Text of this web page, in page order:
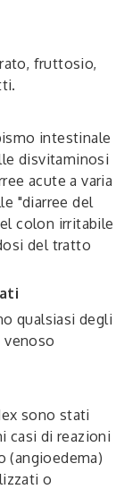
fruttosio,
intestinale
disvitaminosi
acute a varia
"diarree del
colon irritabile
del tratto
qualsiasi degli
sono stati
casi di reazioni
(angioedema)
o